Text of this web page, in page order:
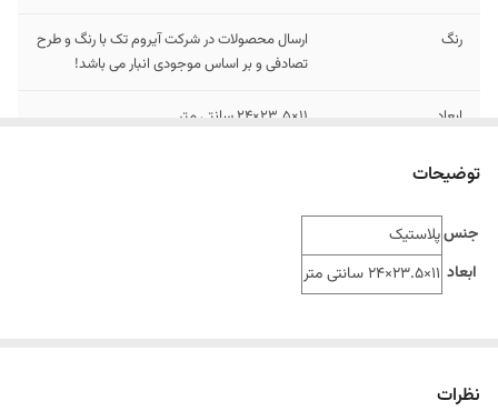
رنگ
ارسال محصولات در شرکت آیروم تک با رنگ و طرح
تصادفی و بر اساس موجودی انبار می باشد!
ابعاد 11×23.5×24 سانتی متر
توضیحات
جنسپلاستیک
ابعاد 11×23.5×24 سانتی متر
نظرات